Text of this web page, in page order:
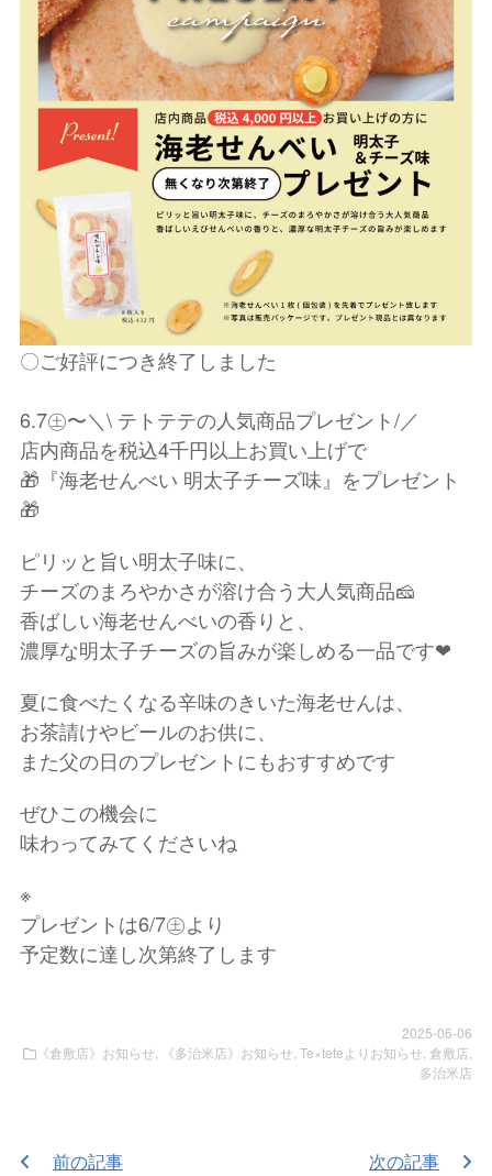
〇ご好評につき終了しました
6.7㊏〜＼\ テトテテの人気商品プレゼント/／
店内商品を税込4千円以上お買い上げで
🎁『海老せんべい 明太子チーズ味』をプレゼント
🎁
ピリッと旨い明太子味に、
チーズのまろやかさが溶け合う大人気商品🧀
香ばしい海老せんべいの香りと、
濃厚な明太子チーズの旨みが楽しめる一品です❤
夏に食べたくなる辛味のきいた海老せんは、
お茶請けやビールのお供に、
また父の日のプレゼントにもおすすめです
ぜひこの機会に
味わってみてくださいね
※
プレゼントは6/7㊏より
予定数に達し次第終了します
2025-06-06
《倉敷店》お知らせ
《多治米店》お知らせ ,Te×teteよりお知らせ 倉敷店
多治米店
前の記事 次の記事